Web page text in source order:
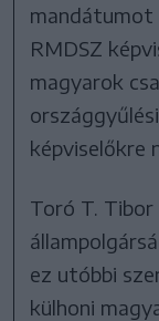
mandátumot
RMDSZ
magyarok
képviselőkre
Toró T.
ez utóbbi
külhoni